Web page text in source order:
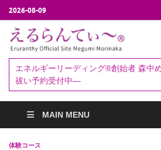
2026-08-09
予約受
エネルギーリーディング®創始者 森中
祓い予約受付中―
MAIN MENU
体験コース